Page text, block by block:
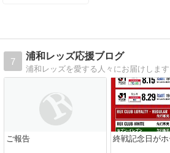
7
浦和レッズ応援ブログ
ご報告 終戦記念日が